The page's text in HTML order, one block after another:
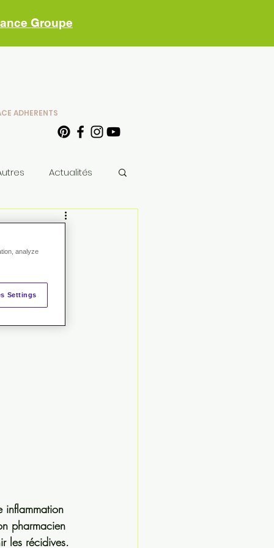
Groupe
ADHERENTS
Actualités
inflammation
pharmacien
les récidives.
analyze
Settings